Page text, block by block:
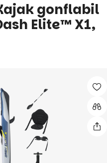
gonflabil
Elite™ X1,